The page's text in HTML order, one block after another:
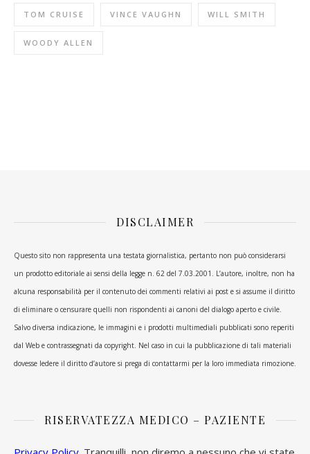
TOM CRUISE VINCE VAUGHN WILL SMITH
WOODY ALLEN
DISCLAIMER
Questo sito non rappresenta una testata giornalistica, pertanto non può considerarsi
un prodotto editoriale ai sensi della legge n. 62 del 7.03.2001. L’autore, inoltre, non ha
alcuna responsabilità per il contenuto dei commenti relativi ai post e si assume il diritto
di eliminare o censurare quelli non rispondenti ai canoni del dialogo aperto e civile.
Salvo diversa indicazione, le immagini e i prodotti multimediali pubblicati sono reperiti
dal Web e contrassegnati da copyright. Nel caso in cui la pubblicazione di tali materiali
dovesse ledere il diritto d’autore si prega di contattarmi per la loro immediata rimozione.
RISERVATEZZA MEDICO – PAZIENTE